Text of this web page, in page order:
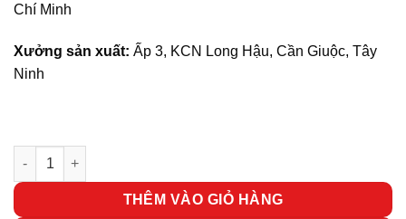
Chí Minh
Xưởng sản xuất: Ấp 3, KCN Long Hậu, Cần Giuộc, Tây
Ninh
Bàn làm việc có vách ngăn BG7 số lượng
THÊM VÀO GIỎ HÀNG